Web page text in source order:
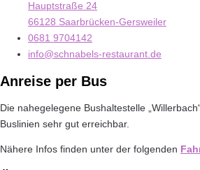
Hauptstraße 24
66128 Saarbrücken-Gersweiler
0681 9704142
info@schnabels-restaurant.de
Anreise per Bus
Die nahegelegene Bushaltestelle
Buslinien sehr gut erreichbar.
Nähere Infos finden unter der folgenden